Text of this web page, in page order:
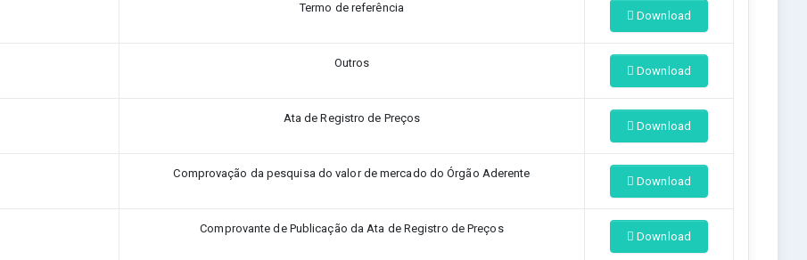
Termo de referência
Download
Outros
Download
Ata de Registro de Preços
Download
Comprovação da pesquisa do valor de mercado do Órgão Aderente
Download
Comprovante de Publicação da Ata de Registro de Preços
Download